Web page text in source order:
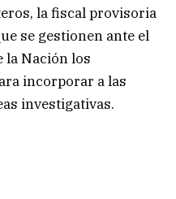
la fiscal provisoria
se gestionen ante el
la Nación los
incorporar a las
investigativas.